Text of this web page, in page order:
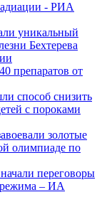
- РИА
уникальный
Бехтерева
препаратов от
способ снизить
с пороками
золотые
олимпиаде по
переговоры
– ИА